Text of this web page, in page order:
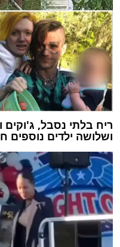
ריח בלתי נסבל,
ושלושה ילדים נוספים